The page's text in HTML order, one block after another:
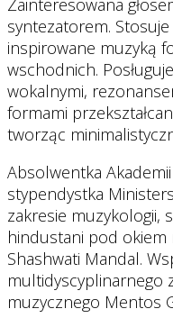
Zainteresowana
syntezatorem.
inspirowane muzyką
wschodnich.
wokalnymi,
formami
tworząc
Absolwentka
stypendystka
zakresie muzykologii,
hindustani pod okiem
Shashwati Mandal.
multidyscyplinarnego
muzycznego Mentos